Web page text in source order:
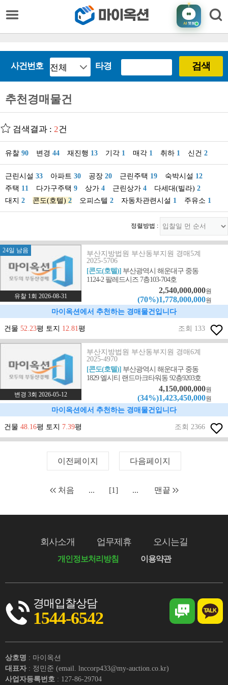
AI챗봇
사건번호 타경 검색
추천경매물건
검색결과 : 2건
유찰 90 변경 44 재진행 13 기각 1 매각 1 취하 1 신건 2
근린시설 33 아파트 30 공장 20 근린주택 19 숙박시설 12
주택 11 다가구주택 9 상가 4 근린상가 4 다세대(빌라) 2
대지 2 콘도(호텔) 2 오피스텔 2 자동차관련시설 1 주유소 1
정렬방법 :
24일 남음
유찰 1회 2026-08-31
부산지방법원 부산동부지원 경매5계
2025-5706
[콘도(호텔)] 부산광역시 해운대구 중동
1124-2 팔레드시즈 7층103-704호
2,540,000,000원
(70%)1,778,000,000원
마이옥션에서 추천하는 경매물건입니다
건물 52.23평 토지 12.81평 조회 133
변경 3회 2026-05-12
부산지방법원 부산동부지원 경매6계
2025-4970
[콘도(호텔)] 부산광역시 해운대구 중동
1829 엘시티 랜드마크타워동 92층9203호
4,150,000,000원
(34%)1,423,450,000원
마이옥션에서 추천하는 경매물건입니다
건물 48.16평 토지 7.39평 조회 2366
이전페이지 다음페이지
처음 ... [1] ... 맨끝
회사소개 업무제휴 오시는길
개인정보처리방침 이용약관
경매입찰상담
1544-6542
상호명 : 마이옥션
대표자 : 정민준 (email. lnccorp433@my-auction.co.kr)
사업자등록번호 : 127-86-29704